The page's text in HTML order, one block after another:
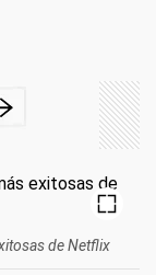
de Netflix